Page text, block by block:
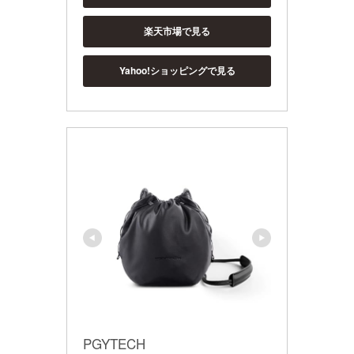
楽天市場で見る
Yahoo!ショッピングで見る
PGYTECH